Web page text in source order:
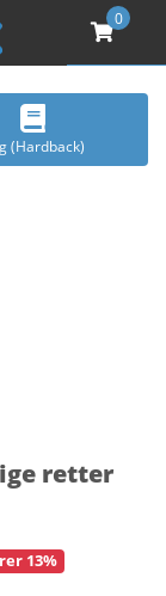
0
(Hardback)
retter
13%